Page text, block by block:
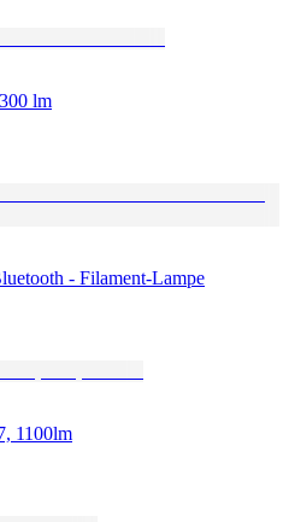
lm
- Filament-Lampe
1100lm